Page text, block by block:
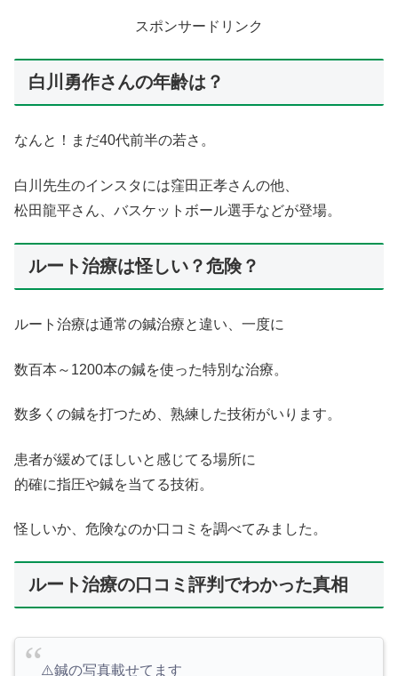
スポンサードリンク
白川勇作さんの年齢は？
なんと！まだ40代前半の若さ。
白川先生のインスタには窪田正孝さんの他、
松田龍平さん、バスケットボール選手などが登場。
ルート治療は怪しい？危険？
ルート治療は通常の鍼治療と違い、一度に
数百本～1200本の鍼を使った特別な治療。
数多くの鍼を打つため、熟練した技術がいります。
患者が緩めてほしいと感じてる場所に
的確に指圧や鍼を当てる技術。
怪しいか、危険なのか口コミを調べてみました。
ルート治療の口コミ評判でわかった真相
⚠️鍼の写真載せてます